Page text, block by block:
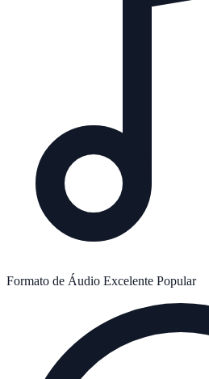
Formato de Áudio Excelente Popular